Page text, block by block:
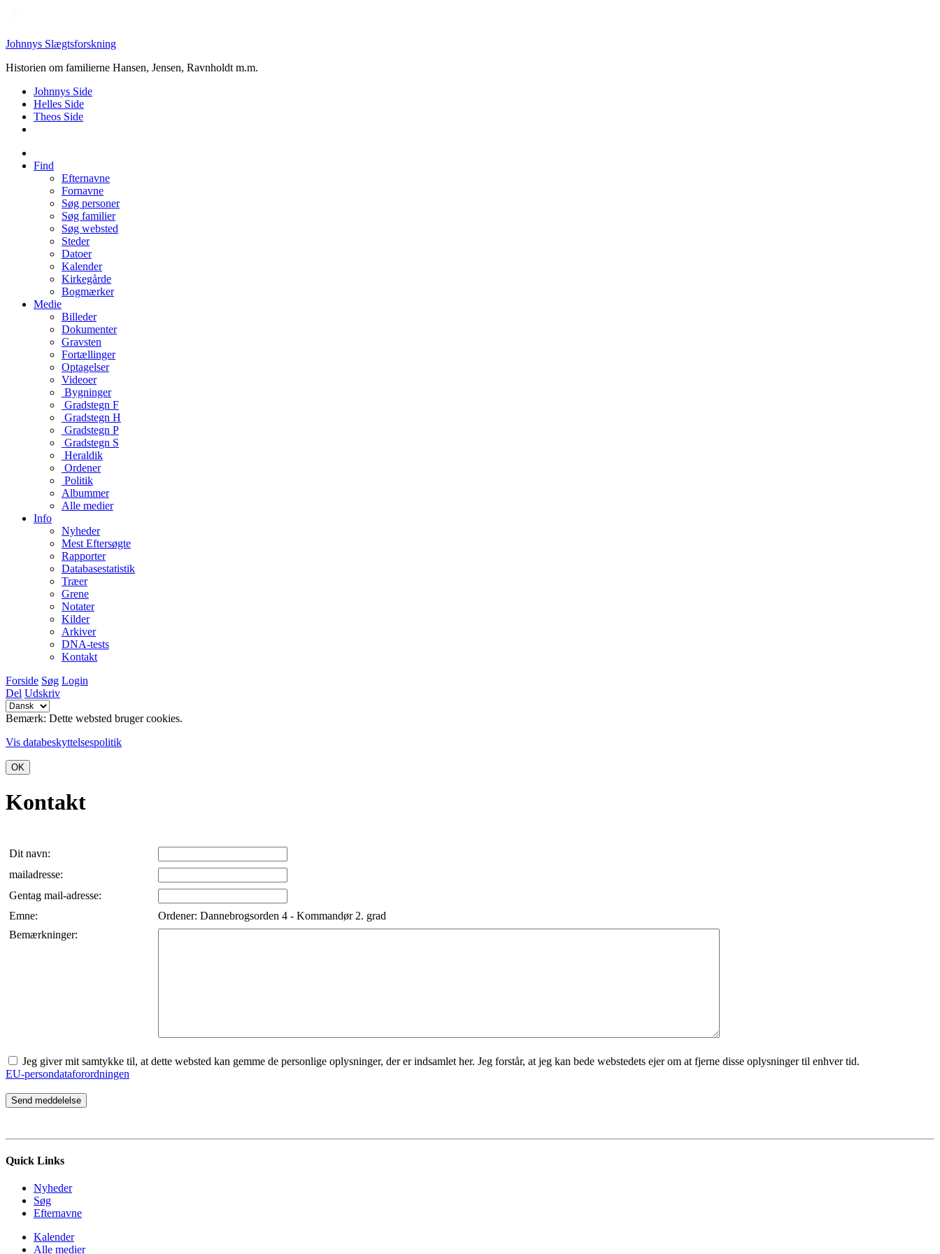
Johnnys Slægtsforskning
Historien om familierne Hansen, Jensen, Ravnholdt m.m.
Johnnys Side
Helles Side
Theos Side
Find
Efternavne
Fornavne
Søg personer
Søg familier
Søg websted
Steder
Datoer
Kalender
Kirkegårde
Bogmærker
Medie
Billeder
Dokumenter
Gravsten
Fortællinger
Optagelser
Videoer
Bygninger
Gradstegn F
Gradstegn H
Gradstegn P
Gradstegn S
Heraldik
Ordener
Politik
Albummer
Alle medier
Info
Nyheder
Mest Eftersøgte
Rapporter
Databasestatistik
Træer
Grene
Notater
Kilder
Arkiver
DNA-tests
Kontakt
Forside Søg Login
Del Udskriv
Bemærk: Dette websted bruger cookies.
Vis databeskyttelsespolitik
OK
Kontakt
Dit navn:
mailadresse:
Gentag mail-adresse:
Emne:
Ordener: Dannebrogsorden 4 - Kommandør 2. grad
Bemærkninger:
Jeg giver mit samtykke til, at dette websted kan gemme de personlige oplysninger, der er indsamlet her. Jeg forstår, at jeg kan bede webstedets ejer om at fjerne disse oplysninger til enhver tid.
EU-persondataforordningen
Quick Links
Nyheder
Søg
Efternavne
Kalender
Alle medier